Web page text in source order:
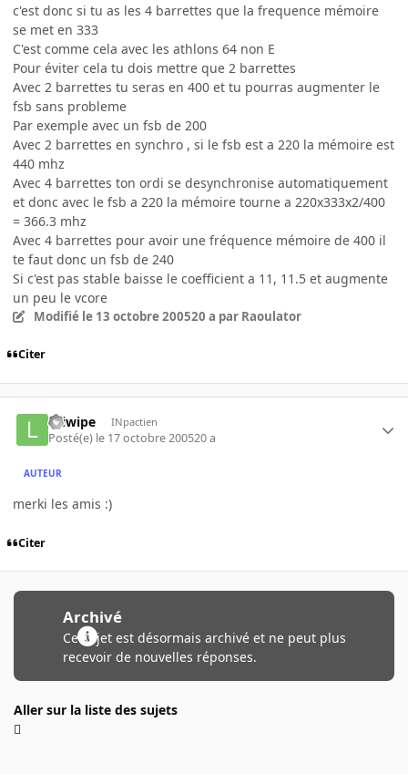
c'est donc si tu as les 4 barrettes que la frequence mémoire
se met en 333
C'est comme cela avec les athlons 64 non E
Pour éviter cela tu dois mettre que 2 barrettes
Avec 2 barrettes tu seras en 400 et tu pourras augmenter le
fsb sans probleme
Par exemple avec un fsb de 200
Avec 2 barrettes en synchro , si le fsb est a 220 la mémoire est
440 mhz
Avec 4 barrettes ton ordi se desynchronise automatiquement
et donc avec le fsb a 220 la mémoire tourne a 220x333x2/400
= 366.3 mhz
Avec 4 barrettes pour avoir une fréquence mémoire de 400 il
te faut donc un fsb de 240
Si c'est pas stable baisse le coefficient a 11, 11.5 et augmente
un peu le vcore
Modifié le 13 octobre 200520 a par Raoulator
Citer
liciwipe INpactien
Posté(e) le 17 octobre 200520 a
AUTEUR
merki les amis :)
Citer
Archivé
Ce sujet est désormais archivé et ne peut plus
recevoir de nouvelles réponses.
Aller sur la liste des sujets